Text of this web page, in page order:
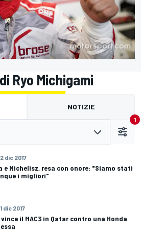
Ryo Michigami
NOTIZIE
1
2 dic 2017
e Michelisz, resa con onore: "Siamo stati
i migliori"
1 dic 2017
il MAC3 in Qatar contro una Honda